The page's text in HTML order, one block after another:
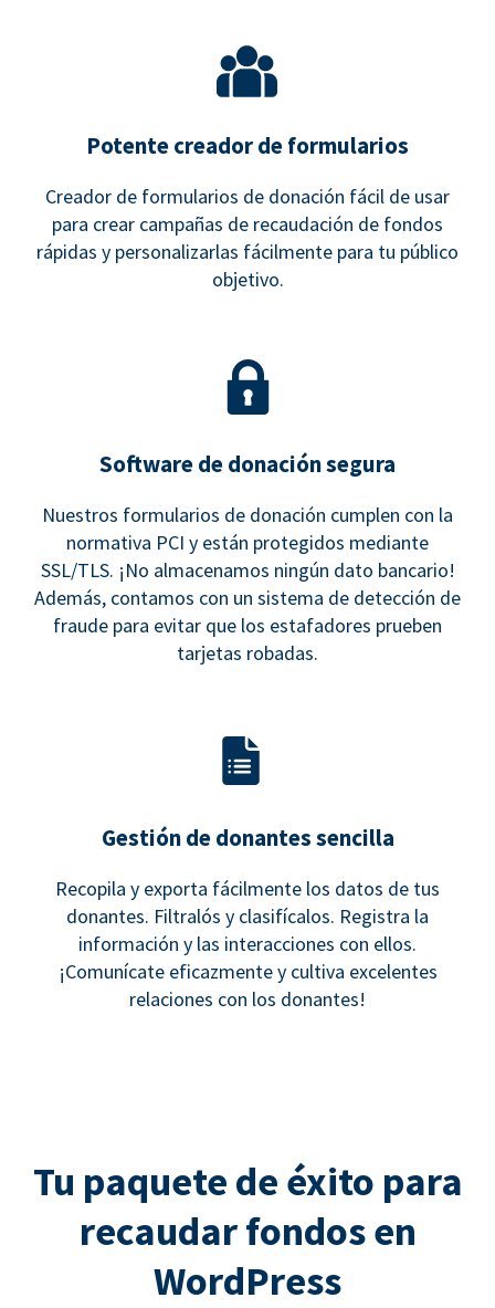
Potente creador de formularios
Creador de formularios de donación fácil de usar
para crear campañas de recaudación de fondos
rápidas y personalizarlas fácilmente para tu público
objetivo.
Software de donación segura
Nuestros formularios de donación cumplen con la
normativa PCI y están protegidos mediante
SSL/TLS. ¡No almacenamos ningún dato bancario!
Además, contamos con un sistema de detección de
fraude para evitar que los estafadores prueben
tarjetas robadas.
Gestión de donantes sencilla
Recopila y exporta fácilmente los datos de tus
donantes. Filtralós y clasifícalos. Registra la
información y las interacciones con ellos.
¡Comunícate eficazmente y cultiva excelentes
relaciones con los donantes!
Tu paquete de éxito para
recaudar fondos en
WordPress